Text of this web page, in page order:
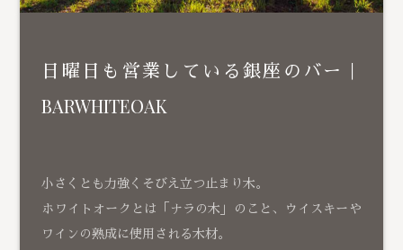
日曜日も営業している銀座のバー｜
BARWHITEOAK
小さくとも力強くそびえ立つ止まり木。
ホワイトオークとは「ナラの木」のこと、ウイスキーや
ワインの熟成に使用される木材。